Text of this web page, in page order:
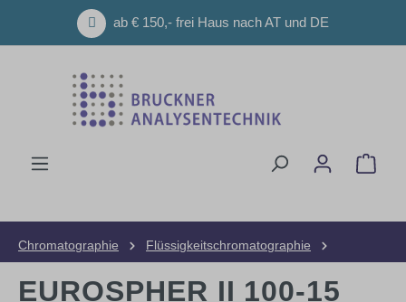
Zum Hauptinhalt springenab € 150,- frei Haus nach AT und DE
Chromatographie
Flüssigkeitschromatographie
EUROSPHER II 100-15